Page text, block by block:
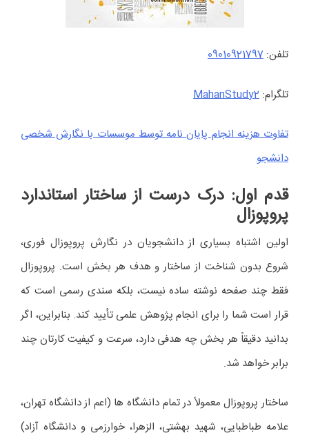
تلفن: 09010921797
تلگرام: MahanStudy2
تفاوت هزینه انجام پایان نامه توسط موسسات با نگارش شخصی
دانشجو
قدم اول: درک درست از ساختار استاندارد
پروپوزال
اولین اشتباه بسیاری از دانشجویان در نگارش پروپوزال فوری،
شروع بدون شناخت از ساختار و هدف هر بخش است. پروپوزال
فقط چند صفحه نوشته ساده نیست، بلکه سندی رسمی است که
قرار است شما را برای انجام پژوهش علمی تأیید کند. بنابراین، اگر
بدانید دقیقاً هر بخش چه هدفی دارد، سرعت و کیفیت کارتان چند
برابر خواهد شد.
ساختار پروپوزال معمولاً در تمام دانشگاه ها (اعم از دانشگاه تهران،
علامه طباطبایی، شهید بهشتی، الزهرا، خوارزمی و دانشگاه آزاد)